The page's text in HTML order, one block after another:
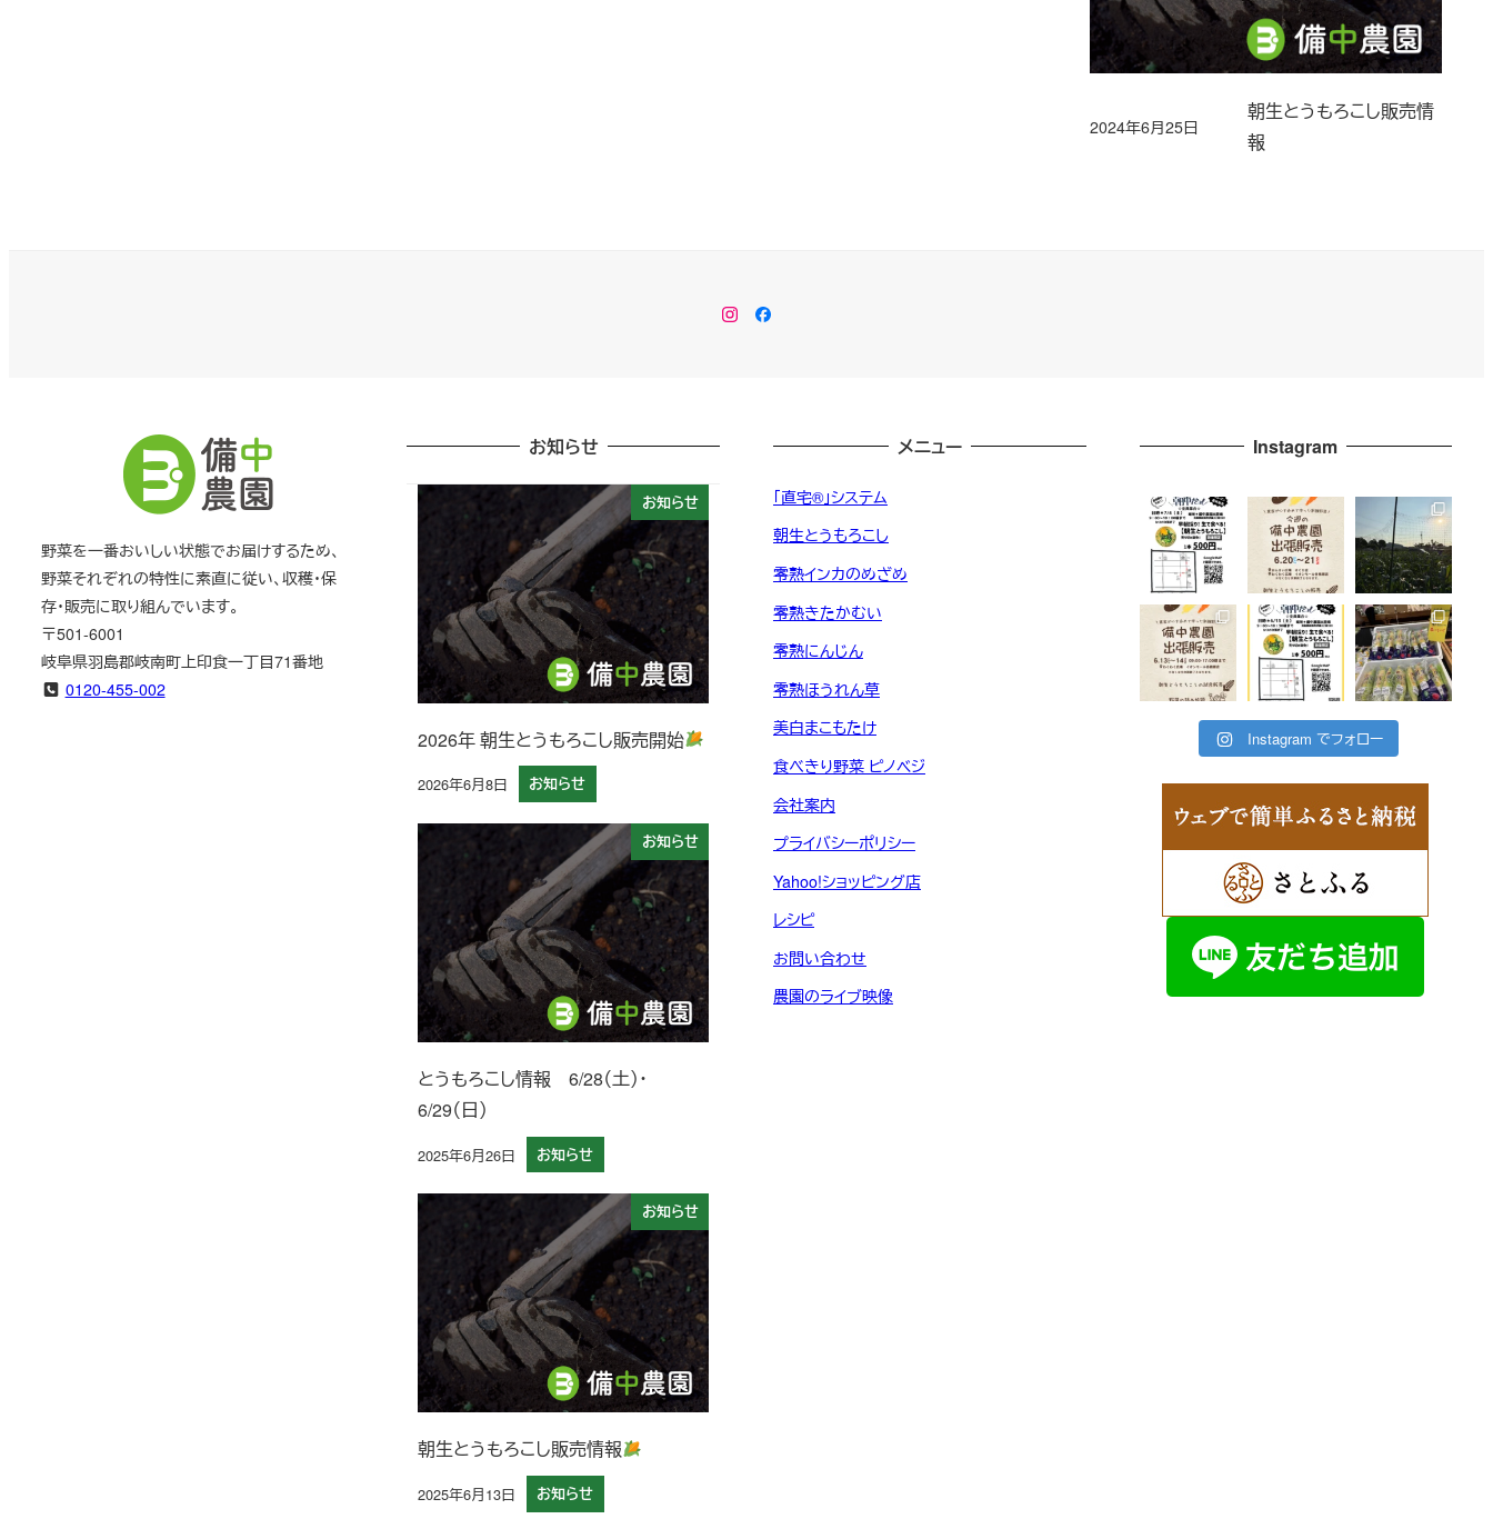
朝生とうもろこし販売情
報
投稿日
2024年6月25日
InstagramFacebook
野菜を一番おいしい状態でお届けするため、
野菜それぞれの特性に素直に従い、収穫・保
存・販売に取り組んでいます。
〒501-6001
岐阜県羽島郡岐南町上印食一丁目71番地
0120-455-002
お知らせ
お知らせ
2026年 朝生とうもろこし販売開始
投稿日
2026年6月8日 お知らせ
お知らせ
とうもろこし情報 6/28（土）・
6/29（日）
投稿日
2025年6月26日 お知らせ
お知らせ
朝生とうもろこし販売情報
投稿日
2025年6月13日 お知らせ
メニュー
「直宅®」システム
朝生とうもろこし
零熟インカのめざめ
零熟きたかむい
零熟にんじん
零熟ほうれん草
美白まこもたけ
食べきり野菜 ピノベジ
会社案内
プライバシーポリシー
Yahoo!ショッピング店
レシピ
お問い合わせ
農園のライブ映像
Instagram
Instagram でフォロー